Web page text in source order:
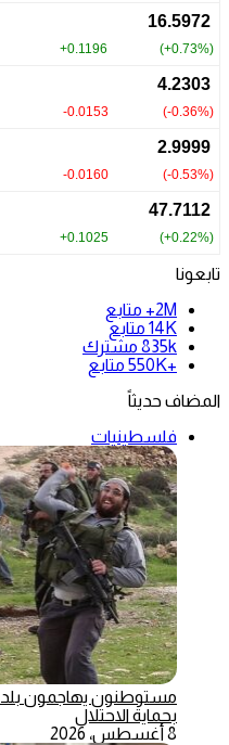
تابعونا
2M+
متابع
14K متابع
835k مشترك
+550K
متابع
المضاف حديثاً
فلسطينيات
مستوطنون يهاجمون
بحماية الاحتلال
8 أغسطس، 2026